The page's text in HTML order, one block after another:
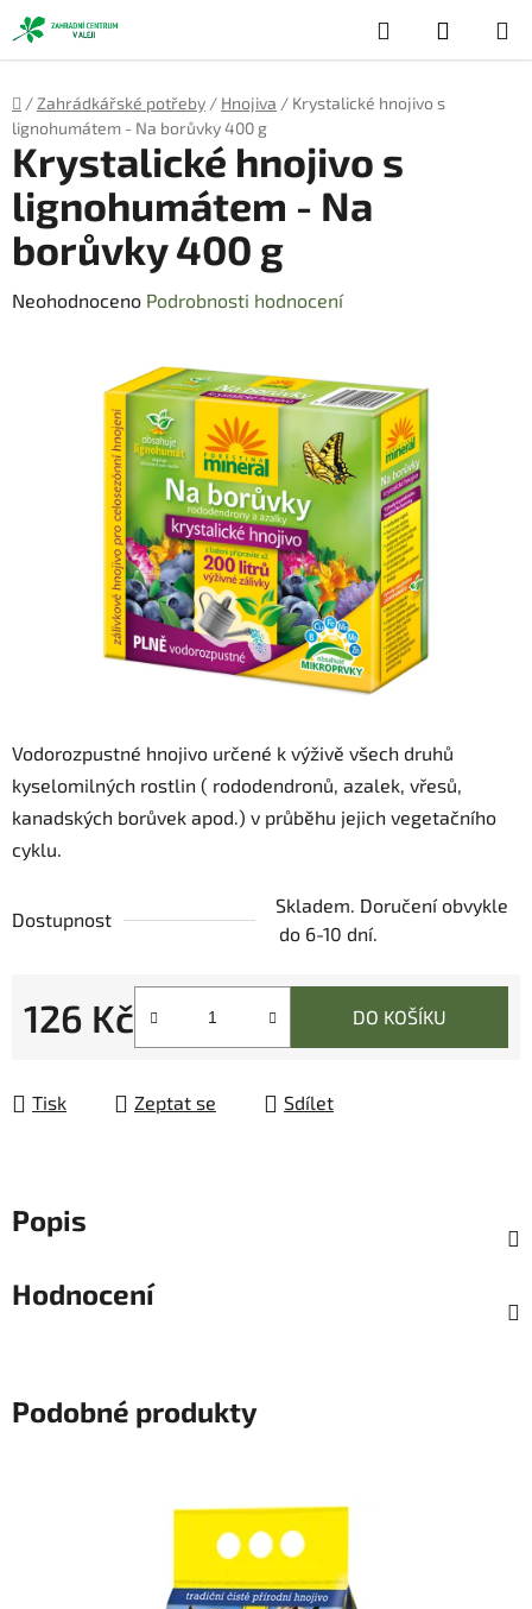
Přejít
na
obsah
Hledat
KOŠÍK
Domů
/ Zahrádkářské potřeby / Hnojiva / Krystalické hnojivo s
lignohumátem - Na borůvky 400 g
Vodorozpustné hnojivo určené k výživě všech druhů
kyselomilných rostlin ( rododendronů, azalek, vřesů,
kanadských borůvek apod.) v průběhu jejich vegetačního
cyklu.
Dostupnost
Skladem. Doručení obvykle
do 6-10 dní.
126 Kč DO KOŠÍKU
Tisk Zeptat se Sdílet
Krystalické hnojivo s
lignohumátem - Na
borůvky 400 g
Průměrné
Neohodnoceno Podrobnosti hodnocení
Popis
Hodnocení
Podobné produkty